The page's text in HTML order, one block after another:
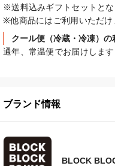
※送料込みギフトセットとな
※他商品にはご利用いただけ
クール便（冷蔵・冷凍）の
通年、常温便でお届けします
ブランド情報
BLOCK